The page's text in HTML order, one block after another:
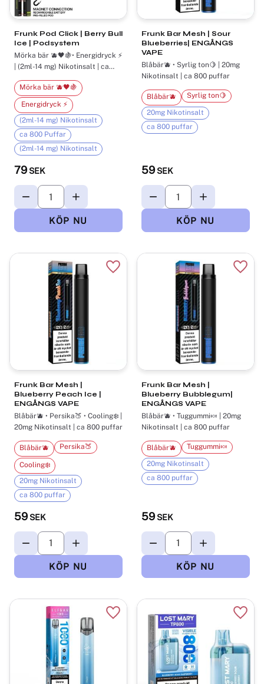
Frunk Pod Click | Berry Bull
Ice | Podsystem
Mörka bär 🫐🖤🍇​•​ Energidryck ⚡
| (2ml-14 mg) Nikotinsalt | ca
79 SEK
Mörka bär 🫐🖤🍇​
​ Energidryck ⚡
(2ml-14 mg) Nikotinsalt
ca 800 Puffar
(2ml-14 mg) Nikotinsalt
Frunk Bar Mesh | Sour
Blueberries| ENGÅNGS
VAPE
Blåbär🫐 • Syrlig ton🍋 | 20mg
Nikotinsalt | ca 800 puffar
59 SEK
Blåbär🫐 Syrlig ton🍋
20mg Nikotinsalt
ca 800 puffar
Frunk Bar Mesh |
Blueberry Peach Ice |
ENGÅNGS VAPE
Blåbär🫐 • Persika🍑 • Cooling❄️ |
20mg Nikotinsalt | ca 800 puffar
59 SEK
Blåbär🫐 Persika🍑
Cooling❄️
20mg Nikotinsalt
ca 800 puffar
Lägg till i favoriter
Frunk Bar Mesh |
Blueberry Bubblegum|
ENGÅNGS VAPE
Blåbär🫐 • Tuggummi🍬 | 20mg
Nikotinsalt | ca 800 puffar
59 SEK
Blåbär🫐 Tuggummi🍬
20mg Nikotinsalt
ca 800 puffar
Lägg till i favoriter